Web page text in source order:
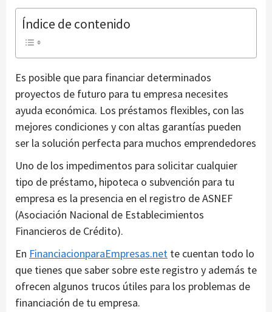
Índice de contenido
Es posible que para financiar determinados
proyectos de futuro para tu empresa necesites
ayuda económica. Los préstamos flexibles, con las
mejores condiciones y con altas garantías pueden
ser la solución perfecta para muchos emprendedores
Uno de los impedimentos para solicitar cualquier
tipo de préstamo, hipoteca o subvención para tu
empresa es la presencia en el registro de ASNEF
(Asociación Nacional de Establecimientos
Financieros de Crédito).
En FinanciacionparaEmpresas.net te cuentan todo lo
que tienes que saber sobre este registro y además te
ofrecen algunos trucos útiles para los problemas de
financiación de tu empresa.